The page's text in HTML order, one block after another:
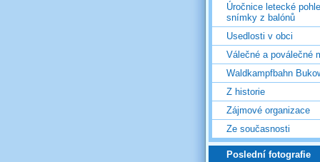
Úročnice letecké
snímky z balónů
Usedlosti v obci
Válečné a poválečné
Waldkampfbahn
Z historie
Zájmové organizace
Ze současnosti
Poslední fotografie